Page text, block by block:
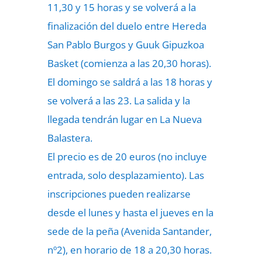
11,30 y 15 horas y se volverá a la
finalización del duelo entre Hereda
San Pablo Burgos y Guuk Gipuzkoa
Basket (comienza a las 20,30 horas).
El domingo se saldrá a las 18 horas y
se volverá a las 23. La salida y la
llegada tendrán lugar en La Nueva
Balastera.
El precio es de 20 euros (no incluye
entrada, solo desplazamiento). Las
inscripciones pueden realizarse
desde el lunes y hasta el jueves en la
sede de la peña (Avenida Santander,
nº2), en horario de 18 a 20,30 horas.